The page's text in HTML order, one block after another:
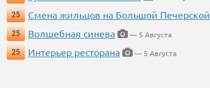
25
Смена жильцов на Большой Печерской
25
Волшебная синева
— 5 Августа
25
Интерьер ресторана — 5 Августа